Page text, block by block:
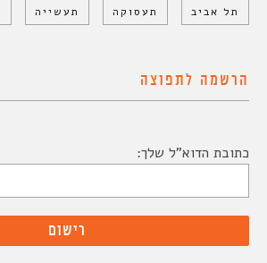
תל אביב תעסוקה תעשייה
הרשמה לתפוצה
כתובת הדוא"ל שלך: